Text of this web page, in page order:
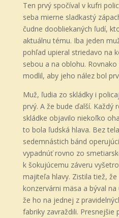
Ten prvý spočíval v kufri
seba mierne sladkastý
čudne doobliekaných ľudí,
aktuálnu tému. Iba jeden
pohľad upieral striedavo na
sebou a na oblohu.
modlil, aby jeho nález bol
Muž, ľudia zo skládky i
prvý. A že bude ďalší. Každý
skládke objavilo niekoľko
to bola ľudská hlava. Bez
sedemnástich bánd
vypadnúť rovno zo
k šokujúcemu záveru
majiteľa hlavy. Zistila tiež,
konzervárni mäsa a býval
že ho na jednej z
fabriky zavraždili. Presnejšie